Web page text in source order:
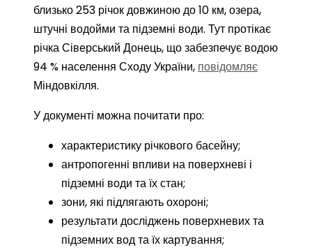
близько 253 річок довжиною до 10 км, озера,
штучні водойми та підземні води. Тут протікає
річка Сіверський Донець, що забезпечує водою
94 % населення Сходу України, повідомляє
Міндовкілля.
У документі можна почитати про:
характеристику річкового басейну;
антропогенні впливи на поверхневі і
підземні води та їх стан;
зони, які підлягають охороні;
результати досліджень поверхневих та
підземних вод та їх картування;